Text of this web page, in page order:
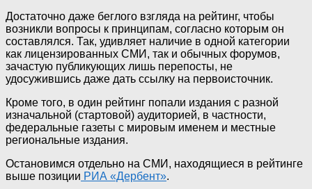
Достаточно даже беглого взгляда на рейтинг, чтобы
возникли вопросы к принципам, согласно которым он
составлялся. Так, удивляет наличие в одной категории
как лицензированных СМИ, так и обычных форумов,
зачастую публикующих лишь перепосты, не
удосужившись даже дать ссылку на первоисточник.
Кроме того, в один рейтинг попали издания с разной
изначальной (стартовой) аудиторией, в частности,
федеральные газеты с мировым именем и местные
региональные издания.
Остановимся отдельно на СМИ, находящиеся в рейтинге
выше позиции РИА «Дербент».